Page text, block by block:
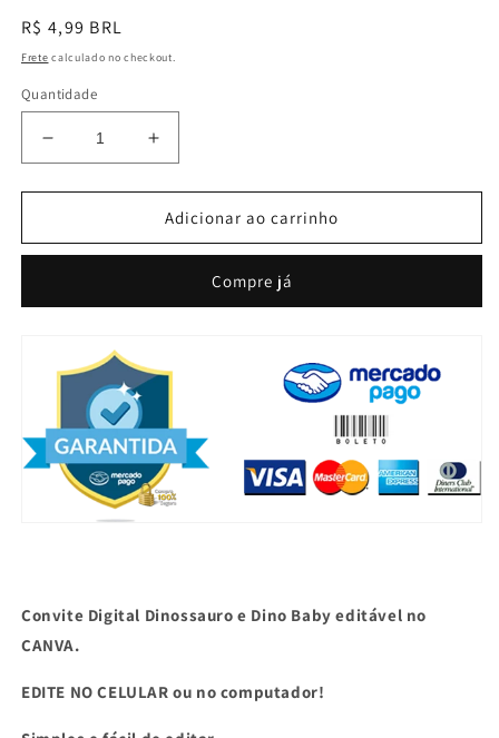
Preço
normal
R$ 4,99 BRL
Frete calculado no checkout.
Quantidade
Diminuir
a
quantidade
Dinossauro.
Dinossauro.
Dinossauro.
Convite
Dinossauro.
Convite
Dinossauro.
Dino
Baby.
Aumentar
a
quantidade
de
Dinossauro.
Dinossauro.
Convite
Convite
Dinossauro.
Dino
Baby.
Adicionar ao carrinho
Compre já
Convite Digital Dinossauro e Dino Baby editável no
CANVA.
EDITE NO CELULAR ou no computador!